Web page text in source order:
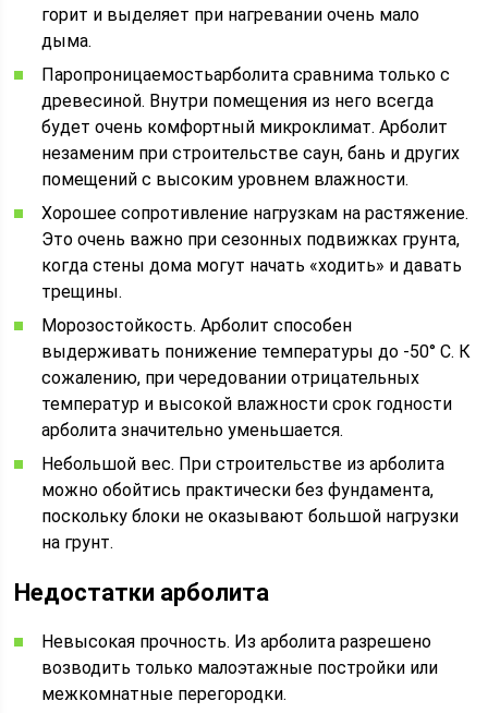
горит и выделяет при нагревании очень мало
дыма.
Паропроницаемостьарболита сравнима только с
древесиной. Внутри помещения из него всегда
будет очень комфортный микроклимат. Арболит
незаменим при строительстве саун, бань и других
помещений с высоким уровнем влажности.
Хорошее сопротивление нагрузкам на растяжение.
Это очень важно при сезонных подвижках грунта,
когда стены дома могут начать «ходить» и давать
трещины.
Морозостойкость. Арболит способен
выдерживать понижение температуры до -50° С. К
сожалению, при чередовании отрицательных
температур и высокой влажности срок годности
арболита значительно уменьшается.
Небольшой вес. При строительстве из арболита
можно обойтись практически без фундамента,
поскольку блоки не оказывают большой нагрузки
на грунт.
Недостатки арболита
Невысокая прочность. Из арболита разрешено
возводить только малоэтажные постройки или
межкомнатные перегородки.